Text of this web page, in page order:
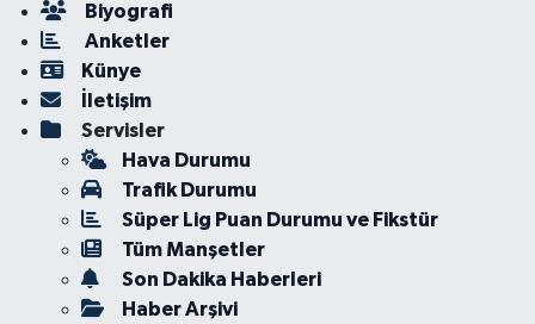
Biyografi
Anketler
Künye
İletişim
Servisler
Hava Durumu
Trafik Durumu
Süper Lig Puan Durumu ve Fikstür
Tüm Manşetler
Son Dakika Haberleri
Haber Arşivi